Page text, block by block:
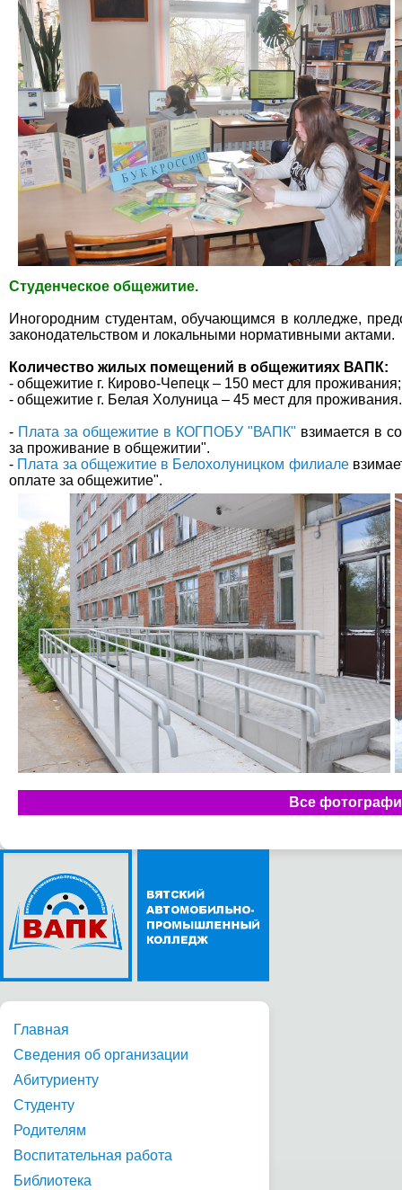
Студенческое общежитие.
Иногородним студентам, обучающимся в колледже,
законодательством и локальными нормативными актами.
Количество жилых помещений в общежитиях ВАПК:
- общежитие г. Кирово-Чепецк – 150 мест для проживания;
- общежитие г. Белая Холуница – 45 мест для проживания.
- Плата за общежитие в КОГПОБУ "ВАПК" взимается в
за проживание в общежитии".
- Плата за общежитие в Белохолуницком филиале
оплате за общежитие".
Все
Главная
Сведения об организации
Абитуриенту
Студенту
Родителям
Воспитательная работа
Библиотека